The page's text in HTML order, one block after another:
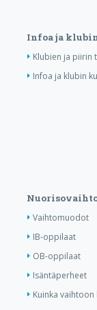
Infoa ja
Klubien ja piirin
Infoa ja klubin
Vaihtomuodot
IB-oppilaat
OB-oppilaat
Isäntäperheet
Kuinka vaihtoon